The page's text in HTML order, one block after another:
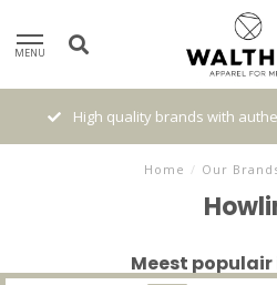
MENU
High quality brands with
Home / Our
Meest populair